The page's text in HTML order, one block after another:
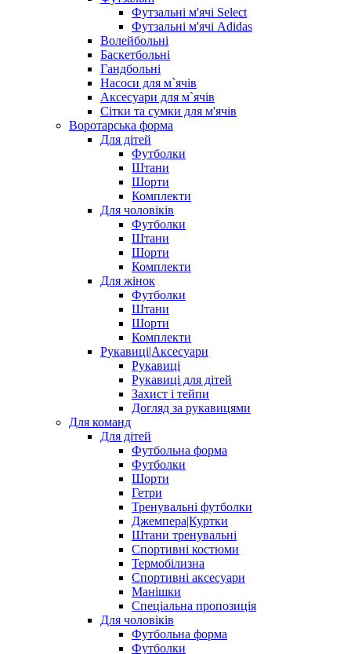
Футзальні м'ячі Select
Футзальні м'ячі Adidas
Волейбольні
Баскетбольні
Гандбольні
Насоси для м`ячів
Аксесуари для м`ячів
Сітки та сумки для м'ячів
Воротарська форма
Для дітей
Футболки
Штани
Шорти
Комплекти
Для чоловіків
Футболки
Штани
Шорти
Комплекти
Для жінок
Футболки
Штани
Шорти
Комплекти
Рукавиці|Аксесуари
Рукавиці
Рукавиці для дітей
Захист і тейпи
Догляд за рукавицями
Для команд
Для дітей
Футбольна форма
Футболки
Шорти
Гетри
Тренувальні футболки
Джемпера|Куртки
Штани тренувальні
Спортивні костюми
Термобілизна
Спортивні аксесуари
Манішки
Спеціальна пропозиція
Для чоловіків
Футбольна форма
Футболки